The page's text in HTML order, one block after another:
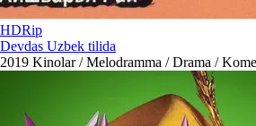
HDRip
Devdas Uzbek tilida
2019 Kinolar / Melodramma / Drama /